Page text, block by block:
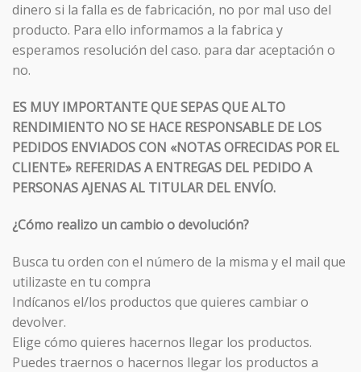
dinero si la falla es de fabricación, no por mal uso del
producto. Para ello informamos a la fabrica y
esperamos resolución del caso. para dar aceptación o
no.
ES MUY IMPORTANTE QUE SEPAS QUE ALTO
RENDIMIENTO NO SE HACE RESPONSABLE DE LOS
PEDIDOS ENVIADOS CON «NOTAS OFRECIDAS POR EL
CLIENTE» REFERIDAS A ENTREGAS DEL PEDIDO A
PERSONAS AJENAS AL TITULAR DEL ENVÍO.
¿Cómo realizo un cambio o devolución?
Busca tu orden con el número de la misma y el mail que
utilizaste en tu compra
Indícanos el/los productos que quieres cambiar o
devolver.
Elige cómo quieres hacernos llegar los productos.
Puedes traernos o hacernos llegar los productos a